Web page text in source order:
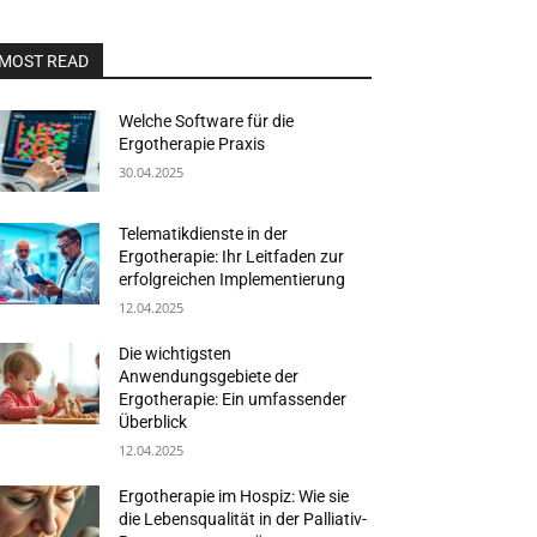
READ
Welche Software für die
Ergotherapie Praxis
30.04.2025
Telematikdienste in der
Ergotherapie: Ihr Leitfaden zur
erfolgreichen Implementierung
12.04.2025
Die wichtigsten
Anwendungsgebiete der
Ergotherapie: Ein umfassender
Überblick
12.04.2025
Ergotherapie im Hospiz: Wie sie
die Lebensqualität in der Palliativ-